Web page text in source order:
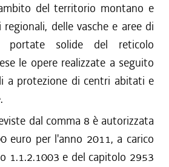
del territorio montano e
delle vasche e aree di
portate solide del reticolo
le opere realizzate a seguito
a protezione di centri abitati e
dal comma 8 è autorizzata
euro per l'anno 2011, a carico
1.1.2.1003 e del capitolo 2953